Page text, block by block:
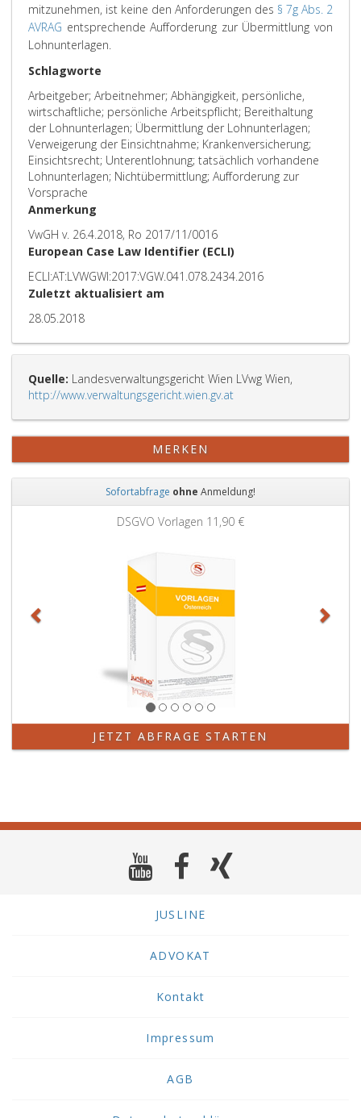
mitzunehmen, ist keine den Anforderungen des § 7g Abs. 2
AVRAG entsprechende Aufforderung zur Übermittlung von
Lohnunterlagen.
Schlagworte
Arbeitgeber; Arbeitnehmer; Abhängigkeit, persönliche,
wirtschaftliche; persönliche Arbeitspflicht; Bereithaltung
der Lohnunterlagen; Übermittlung der Lohnunterlagen;
Verweigerung der Einsichtnahme; Krankenversicherung;
Einsichtsrecht; Unterentlohnung; tatsächlich vorhandene
Lohnunterlagen; Nichtübermittlung; Aufforderung zur
Vorsprache
Anmerkung
VwGH v. 26.4.2018, Ro 2017/11/0016
European Case Law Identifier (ECLI)
ECLI:AT:LVWGWI:2017:VGW.041.078.2434.2016
Zuletzt aktualisiert am
28.05.2018
Quelle: Landesverwaltungsgericht Wien LVwg Wien,
http://www.verwaltungsgericht.wien.gv.at
MERKEN
Sofortabfrage ohne Anmeldung!
DSGVO Vorlagen 11,90 €
JETZT ABFRAGE STARTEN
JUSLINE
ADVOKAT
Kontakt
Impressum
AGB